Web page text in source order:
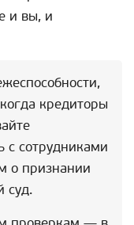
и вы, и
кредиторы
с сотрудниками
о признании
суд.